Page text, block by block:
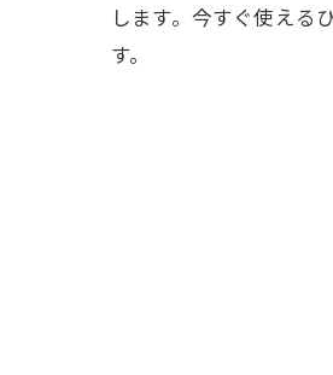
します。今すぐ使える
す。